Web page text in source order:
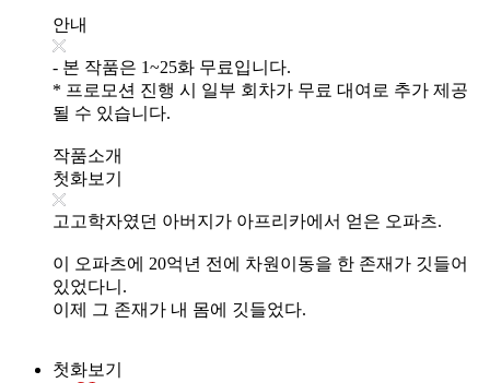
안내
- 본 작품은 1~25화 무료입니다.
* 프로모션 진행 시 일부 회차가 무료 대여로 추가 제공
될 수 있습니다.
작품소개
첫화보기
고고학자였던 아버지가 아프리카에서 얻은 오파츠.
이 오파츠에 20억년 전에 차원이동을 한 존재가 깃들어
있었다니.
이제 그 존재가 내 몸에 깃들었다.
첫화보기